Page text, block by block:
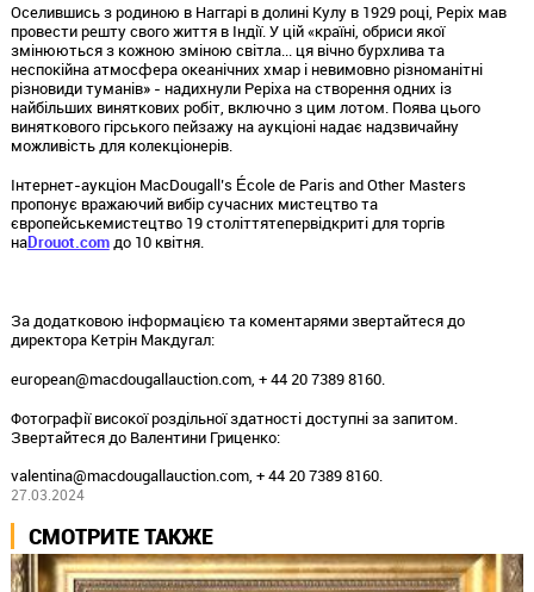
Оселившись з родиною в Наггарі в долині Кулу в 1929 році, Реріх мав
провести решту свого життя в Індії. У цій «країні, обриси якої
змінюються з кожною зміною світла... ця вічно бурхлива та
неспокійна атмосфера океанічних хмар і невимовно різноманітні
різновиди туманів» - надихнули Реріха на створення одних із
найбільших виняткових робіт, включно з цим лотом. Поява цього
виняткового гірського пейзажу на аукціоні надає надзвичайну
можливість для колекціонерів.
Інтернет-аукціон MacDougall’s École de Paris and Other Masters
пропонує вражаючий вибір сучасних мистецтво та
європейськемистецтво 19 століттятепервідкриті для торгів
наDrouot.comдо 10 квітня.
За додатковою інформацією та коментарями звертайтеся до
директора Кетрін Макдугал:
european@macdougallauction.com, + 44 20 7389 8160.
Фотографії високої роздільної здатності доступні за запитом.
Звертайтеся до Валентини Гриценко:
valentina@macdougallauction.com, + 44 20 7389 8160.
27.03.2024
СМОТРИТЕ ТАКЖЕ